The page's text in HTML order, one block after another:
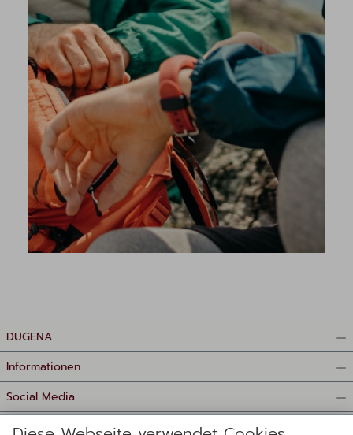
DUGENA
Informationen
Social Media
Zahlungsmittel